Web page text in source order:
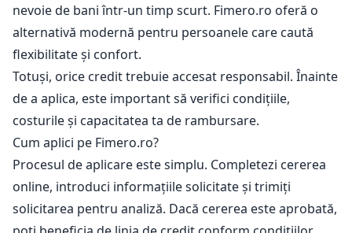
nevoie de bani într-un timp scurt. Fimero.ro oferă o
alternativă modernă pentru persoanele care caută
flexibilitate și confort.
Totuși, orice credit trebuie accesat responsabil. Înainte
de a aplica, este important să verifici condițiile,
costurile și capacitatea ta de rambursare.
Cum aplici pe Fimero.ro?
Procesul de aplicare este simplu. Completezi cererea
online, introduci informațiile solicitate și trimiți
solicitarea pentru analiză. Dacă cererea este aprobată,